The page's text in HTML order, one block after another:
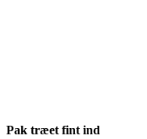
Pak træet fint ind